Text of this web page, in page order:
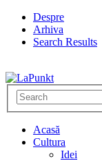
Despre
Arhiva
Search Results
Acasă
Cultura
Idei